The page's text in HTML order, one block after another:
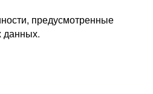
предусмотренные
данных.